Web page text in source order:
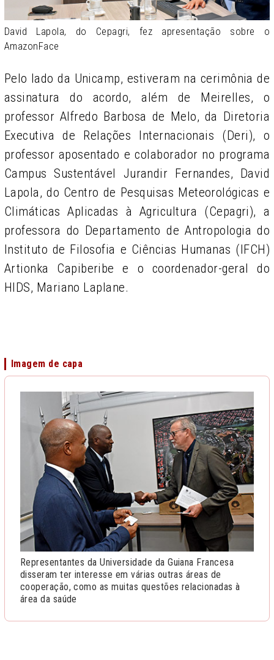
David Lapola, do Cepagri, fez apresentação sobre o
AmazonFace
Pelo lado da Unicamp, estiveram na cerimônia de
assinatura do acordo, além de Meirelles, o
professor Alfredo Barbosa de Melo, da Diretoria
Executiva de Relações Internacionais (Deri), o
professor aposentado e colaborador no programa
Campus Sustentável Jurandir Fernandes, David
Lapola, do Centro de Pesquisas Meteorológicas e
Climáticas Aplicadas à Agricultura (Cepagri), a
professora do Departamento de Antropologia do
Instituto de Filosofia e Ciências Humanas (IFCH)
Artionka Capiberibe e o coordenador-geral do
HIDS, Mariano Laplane.
Imagem de capa
Representantes da Universidade da Guiana Francesa
disseram ter interesse em várias outras áreas de
cooperação, como as muitas questões relacionadas à
área da saúde